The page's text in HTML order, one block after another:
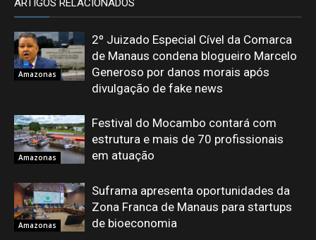
ARTIGOS RELACIONADOS
Amazonas
2º Juizado Especial Cível da Comarca
de Manaus condena blogueiro Marcelo
Generoso por danos morais após
divulgação de fake news
Amazonas
Festival do Mocambo contará com
estrutura e mais de 70 profissionais
em atuação
Amazonas
Suframa apresenta oportunidades da
Zona Franca de Manaus para startups
de bioeconomia